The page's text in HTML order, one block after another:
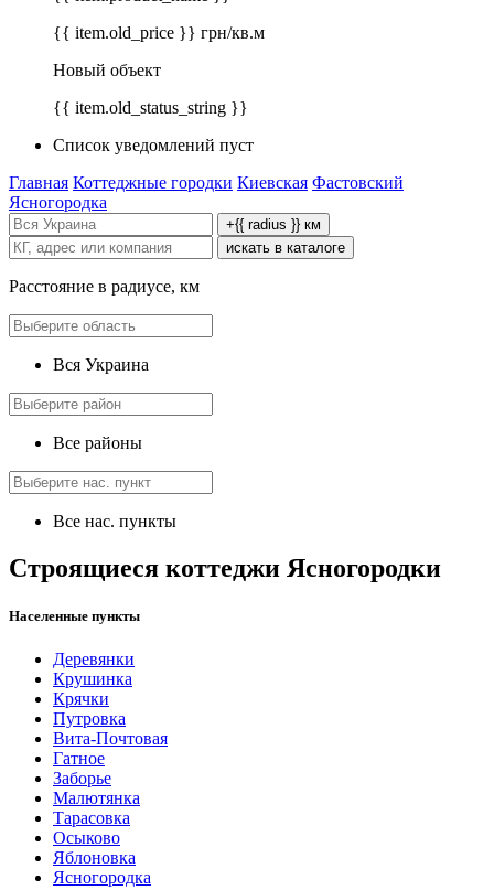
{{ item.old_price }} грн/кв.м
Новый объект
{{ item.old_status_string }}
Список уведомлений пуст
Главная Коттеджные городки Киевская Фастовский
Ясногородка
+{{ radius }} км
искать в каталоге
Расстояние в радиусе, км
Вся Украина
Все районы
Все нас. пункты
Строящиеся коттеджи Ясногородки
Населенные пункты
Деревянки
Крушинка
Крячки
Путровка
Вита-Почтовая
Гатное
Заборье
Малютянка
Тарасовка
Осыково
Яблоновка
Ясногородка